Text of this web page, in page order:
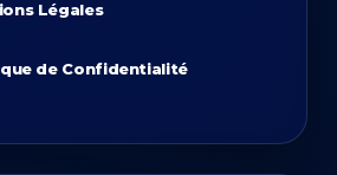
Légales
de Confidentialité